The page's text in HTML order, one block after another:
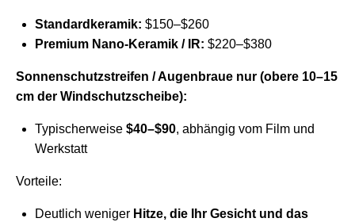
Standardkeramik: $150–$260
Premium Nano-Keramik / IR: $220–$380
Sonnenschutzstreifen / Augenbraue nur (obere 10–15
cm der Windschutzscheibe):
Typischerweise $40–$90, abhängig vom Film und
Werkstatt
Vorteile:
Deutlich weniger Hitze, die Ihr Gesicht und das